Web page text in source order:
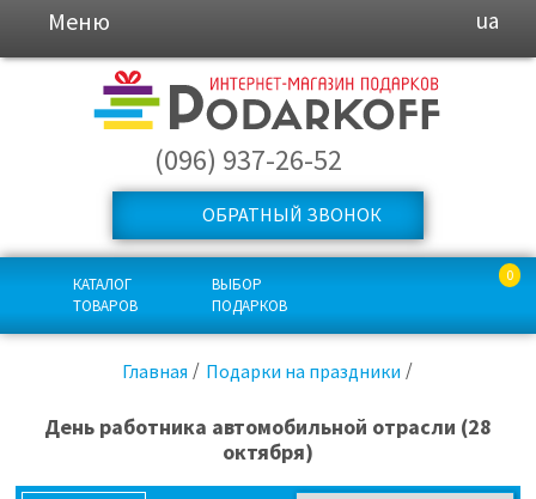
Меню ua
(096) 937-26-52
ОБРАТНЫЙ ЗВОНОК
КАТАЛОГ
ТОВАРОВ
ВЫБОР
ПОДАРКОВ
0
Главная Подарки на праздники
День работника автомобильной отрасли (28
октября)